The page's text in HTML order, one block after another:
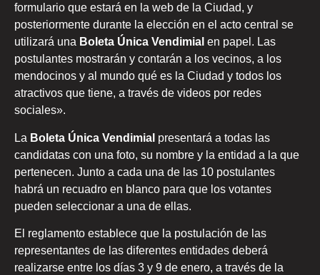
formulario que estará en la web de la Ciudad, y
posteriormente durante la elección en el acto central se
utilizará una Boleta Única Vendimial en papel. Las
postulantes mostrarán y contarán a los vecinos, a los
mendocinos y al mundo qué es la Ciudad y todos los
atractivos que tiene, a través de videos por redes
sociales».
La Boleta Única Vendimial presentará a todas las
candidatas con una foto, su nombre y la entidad a la que
pertenecen. Junto a cada una de las 10 postulantes
habrá un recuadro en blanco para que los votantes
pueden seleccionar a una de ellas.
El reglamento establece que la postulación de las
representantes de las diferentes entidades deberá
realizarse entre los días 3 y 9 de enero, a través de la